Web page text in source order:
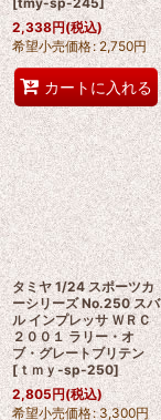
2,338円(税込)
希望小売価格: 2,750円
カートに入れる
タミヤ 1/24 スポーツカ
ーシリーズ No.250 スバ
ル インプレッサ ＷＲＣ
２００１ ラリー・オ
ブ・グレートブリテン
[ｔｍｙ-sp-250]
2,805円(税込)
希望小売価格: 3,300円